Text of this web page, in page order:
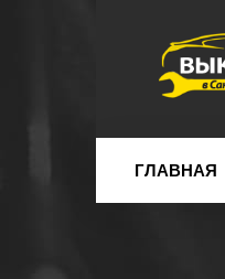
ГЛАВНАЯ